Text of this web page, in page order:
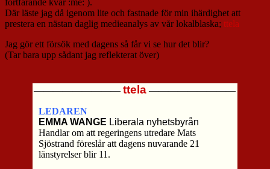
fortfarande kvar :me: ).
Där läste jag då igenom lite och fastnade för min ihärdighet att
prestera en nästan daglig medieanalys av vår lokalblaska; ttela
Jag gör ett försök med dagens så får vi se hur det blir?
(Tar bara upp sådant jag reflekterat över)
—————————ttela —————————
LEDAREN
EMMA WANGE Liberala nyhetsbyrån
Handlar om att regeringens utredare Mats
Sjöstrand föreslår att dagens nuvarande 21
länstyrelser blir 11.